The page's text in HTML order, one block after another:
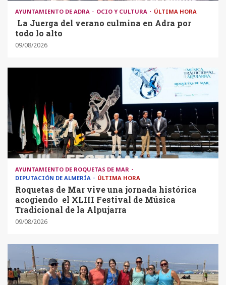
AYUNTAMIENTO DE ADRA OCIO Y CULTURA ÚLTIMA HORA
La Juerga del verano culmina en Adra por
todo lo alto
09/08/2026
AYUNTAMIENTO DE ROQUETAS DE MAR
DIPUTACIÓN DE ALMERÍA
ÚLTIMA HORA
Roquetas de Mar vive una jornada histórica
acogiendo el XLIII Festival de Música
Tradicional de la Alpujarra
09/08/2026